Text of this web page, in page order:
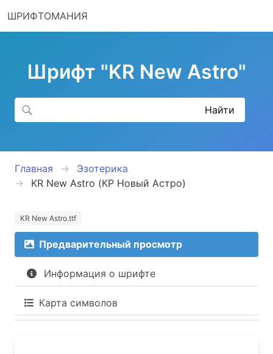
ШРИФТОМАНИЯ
Шрифт "KR New Astro"
Главная
Эзотерика
KR New Astro (КР Новый Астро)
KR New Astro.ttf
Предварительный просмотр
Информация о шрифте
Карта символов